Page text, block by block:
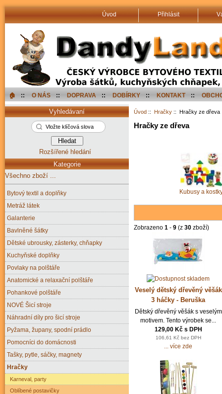
Úvod Přihlásit
🏠︎ :: O NÁS :: DOPRAVA :: DOBÍRKY :: KONTAKT ::
Úvod :: Hračky :: Hračky ze dřeva
Hračky ze dřeva
Kubusy a
Zobrazeno 1 - 9 (z 30 zboží)
Veselý dětský dřevěný věšák
3 háčky - Beruška
Dětský dřevěný věšák s veselým
motivem. Tento výrobek se...
129,00 Kč s DPH
106,61 Kč bez DPH
... více zde
Vyhledávaní
Rozšířené hledání
Kategorie
Všechno zboží ...
Bytový textil a doplňky
Metráž látek
Galanterie
Bavlněné šátky
Dětské ubrousky, zásterky, chňapky
Kuchyňské doplňky
Povlaky na polštáře
Anatomické a relaxační polštáře
Pohankové polštáře
NOVÉ Šicí stroje
Náhradní díly pro šicí stroje
Pyžama, župany, spodní prádlo
Pomocníci do domácnosti
Tašky, pytle, sáčky, magnety
Hračky
Karneval, party
Oblíbené postavičky